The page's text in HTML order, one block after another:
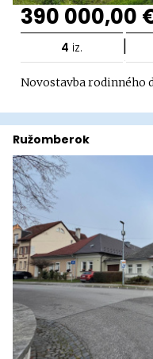
390 000,00
4 iz. |
Novostavba rodinného
Ružomberok